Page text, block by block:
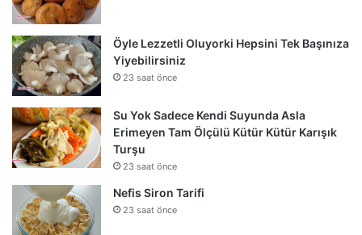
Öyle Lezzetli Oluyorki Hepsini Tek Başınıza
Yiyebilirsiniz
23 saat önce
Su Yok Sadece Kendi Suyunda Asla
Erimeyen Tam Ölçülü Kütür Kütür Karışık
Turşu
23 saat önce
Nefis Siron Tarifi
23 saat önce